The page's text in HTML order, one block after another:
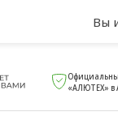
«АЛЮТЕХ» в
Вы